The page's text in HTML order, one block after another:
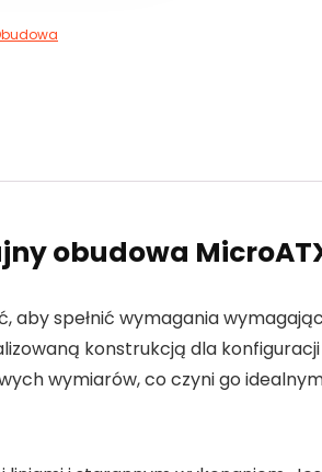
obudowa
aby spełnić wymagania
konstrukcją dla
wymiarów, co czyni go